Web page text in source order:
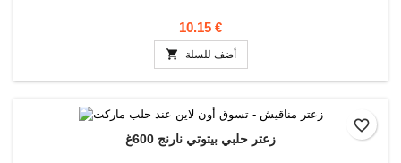
10.15 €
 أضف للسلة
زعتر حلبي بيتوتي نارنج 600غ
favorite_border